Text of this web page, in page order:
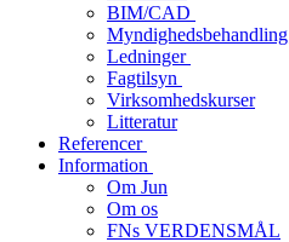
BIM/CAD
Myndighedsbehandling
Ledninger
Fagtilsyn
Virksomhedskurser
Litteratur
Referencer
Information
Om Jun
Om os
FNs VERDENSMÅL